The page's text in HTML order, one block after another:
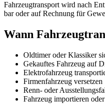
Fahrzeugtransport wird nach
bar oder auf Rechnung für
Wann
Oldtimer oder Klassiker
Gekauftes Fahrzeug auf
Elektrofahrzeug
Firmenfahrzeug versetzen
Renn- oder
Fahrzeug importieren